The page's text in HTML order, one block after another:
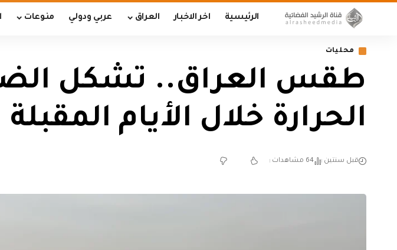
الرئيسية اخر الاخبار العراق عربي ودولي منوعات
محليات
طقس العراق.. تشكل
الحرارة خلال الأيام المقبلة
قبل سنتين 64 مشاهدات